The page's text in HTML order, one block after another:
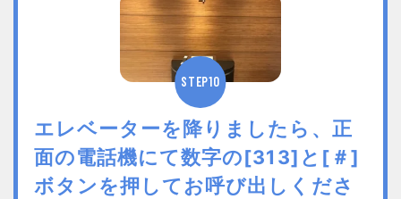
STEP10
エレベーターを降りましたら、正
面の電話機にて数字の[313]と[＃]
ボタンを押してお呼び出しくださ